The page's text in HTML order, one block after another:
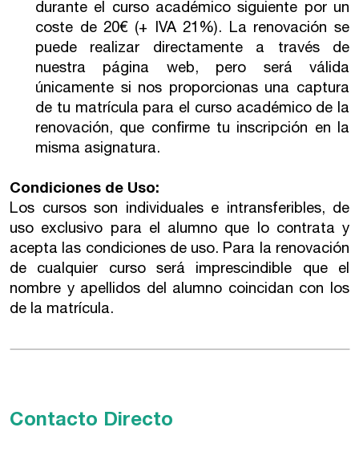
durante el curso académico siguiente por un
coste de 20€ (+ IVA 21%). La renovación se
puede realizar directamente a través de
nuestra página web, pero será válida
únicamente si nos proporcionas una captura
de tu matrícula para el curso académico de la
renovación, que confirme tu inscripción en la
misma asignatura.
Condiciones de Uso:
Los cursos son individuales e intransferibles, de
uso exclusivo para el alumno que lo contrata y
acepta las condiciones de uso. Para la renovación
de cualquier curso será imprescindible que el
nombre y apellidos del alumno coincidan con los
de la matrícula.
Contacto Directo